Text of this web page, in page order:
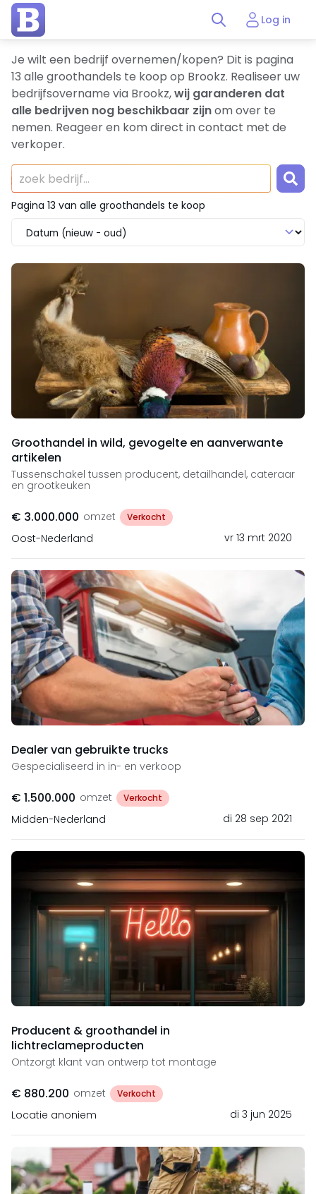
Log in
Je wilt een bedrijf overnemen/kopen? Dit is pagina
13 alle groothandels te koop op Brookz. Realiseer uw
bedrijfsovername via Brookz,wij garanderen dat
alle bedrijven nog beschikbaar zijnom over te
nemen. Reageer en kom direct in contact met de
verkoper.
Pagina 13 van alle groothandels te koop
Groothandel in wild, gevogelte en aanverwante
artikelen
Tussenschakel tussen producent, detailhandel, cateraar
en grootkeuken
€ 3.000.000 omzet Verkocht
Oost-Nederland vr 13 mrt 2020
Dealer van gebruikte trucks
Gespecialiseerd in in- en verkoop
€ 1.500.000 omzet Verkocht
Midden-Nederland di 28 sep 2021
Producent & groothandel in
lichtreclameproducten
Ontzorgt klant van ontwerp tot montage
€ 880.200 omzet Verkocht
Locatie anoniem di 3 jun 2025